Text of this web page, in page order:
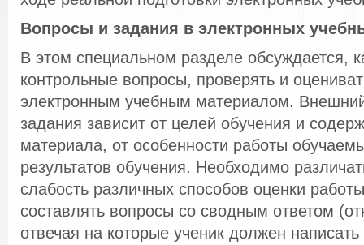
Вопросы и задания в электронных
В этом специальном разделе обсуждается,
контрольные вопросы, проверять и
электронным учебным материалом.
задания зависит от целей обучения и
материала, от особенности работы
результатов обучения. Необходимо
слабость различных способов оценки
составлять вопросы со сводным ответом
отвечая на которые ученик должен написать